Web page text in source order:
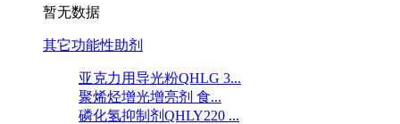
暂无数据
其它功能性助剂
亚克力用导光粉QHLG 3...
聚烯烃增光增亮剂 食...
磷化氢抑制剂QHLY220 ...